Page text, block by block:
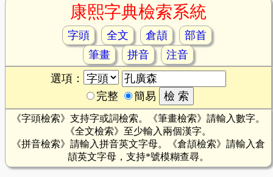
康熙字典檢索系統
字頭 全文 倉頡
部首
筆畫
拼音
注音
選項：
完整
簡易
《字頭檢索》支持字或詞檢索。《筆畫檢索》請輸入數字。
《全文檢索》至少輸入兩個漢字。
《拼音檢索》請輸入拼音英文字母。《倉頡檢索》請輸入倉
頡英文字母，支持*號模糊查尋。